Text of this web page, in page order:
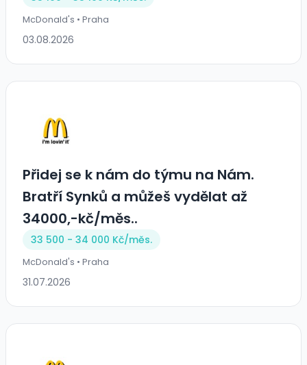
McDonald's • Praha
03.08.2026
Přidej se k nám do týmu na Nám.
Bratří Synků a můžeš vydělat až
34000,-kč/měs..
33 500 - 34 000 Kč/měs.
McDonald's • Praha
31.07.2026